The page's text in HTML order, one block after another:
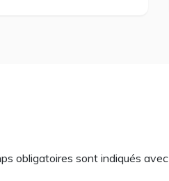
obligatoires sont indiqués avec